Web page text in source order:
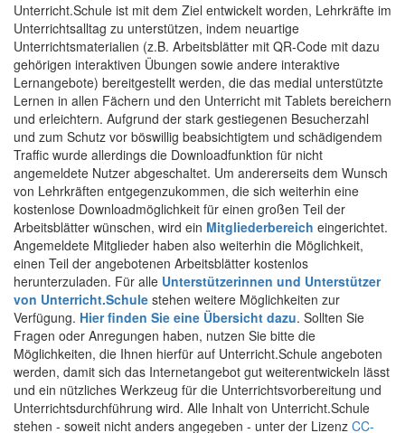
Unterricht.Schule ist mit dem Ziel entwickelt worden, Lehrkräfte im
Unterrichtsalltag zu unterstützen, indem neuartige
Unterrichtsmaterialien (z.B. Arbeitsblätter mit QR-Code mit dazu
gehörigen interaktiven Übungen sowie andere interaktive
Lernangebote) bereitgestellt werden, die das medial unterstützte
Lernen in allen Fächern und den Unterricht mit Tablets bereichern
und erleichtern. Aufgrund der stark gestiegenen Besucherzahl
und zum Schutz vor böswillig beabsichtigtem und schädigendem
Traffic wurde allerdings die Downloadfunktion für nicht
angemeldete Nutzer abgeschaltet. Um andererseits dem Wunsch
von Lehrkräften entgegenzukommen, die sich weiterhin eine
kostenlose Downloadmöglichkeit für einen großen Teil der
Arbeitsblätter wünschen, wird ein Mitgliederbereich eingerichtet.
Angemeldete Mitglieder haben also weiterhin die Möglichkeit,
einen Teil der angebotenen Arbeitsblätter kostenlos
herunterzuladen. Für alle Unterstützerinnen und Unterstützer
von Unterricht.Schule stehen weitere Möglichkeiten zur
Verfügung. Hier finden Sie eine Übersicht dazu. Sollten Sie
Fragen oder Anregungen haben, nutzen Sie bitte die
Möglichkeiten, die Ihnen hierfür auf Unterricht.Schule angeboten
werden, damit sich das Internetangebot gut weiterentwickeln lässt
und ein nützliches Werkzeug für die Unterrichtsvorbereitung und
Unterrichtsdurchführung wird. Alle Inhalt von Unterricht.Schule
stehen - soweit nicht anders angegeben - unter der Lizenz CC-